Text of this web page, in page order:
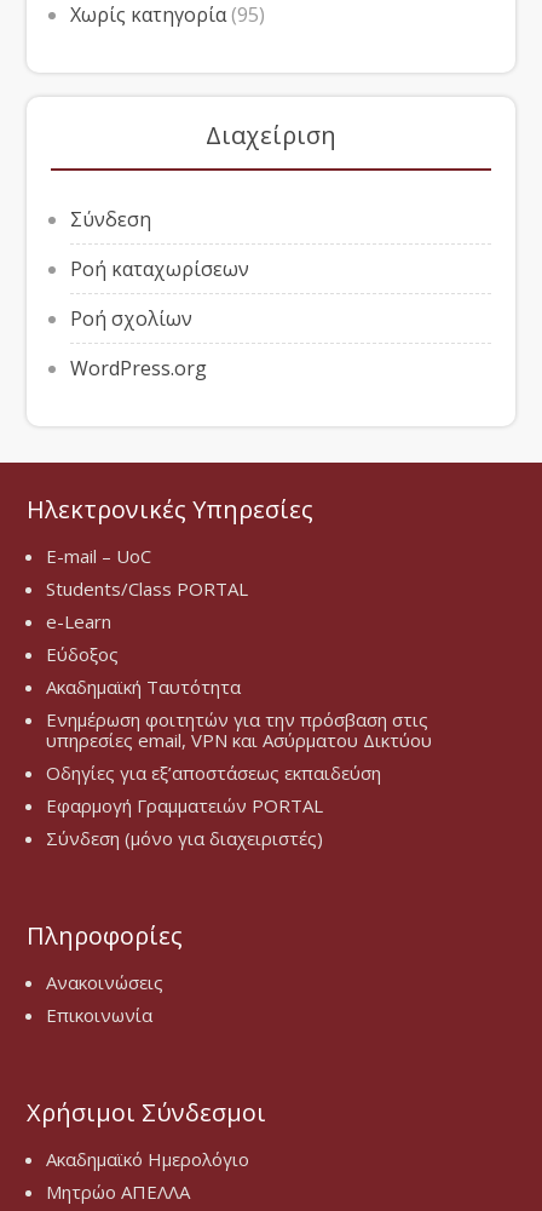
Χωρίς κατηγορία(95)
Διαχείριση
Σύνδεση
Ροή καταχωρίσεων
Ροή σχολίων
WordPress.org
Ηλεκτρονικές Υπηρεσίες
E-mail – UoC
Students/Class PORTAL
e-Learn
Εύδοξος
Ακαδημαϊκή Ταυτότητα
Ενημέρωση φοιτητών για την πρόσβαση στις
υπηρεσίες email, VPN και Ασύρματου Δικτύου
Οδηγίες για εξ’αποστάσεως εκπαιδεύση
Εφαρμογή Γραμματειών PORTAL
Σύνδεση (μόνο για διαχειριστές)
Πληροφορίες
Ανακοινώσεις
Επικοινωνία
Χρήσιμοι Σύνδεσμοι
Ακαδημαϊκό Ημερολόγιο
Μητρώο ΑΠΕΛΛΑ